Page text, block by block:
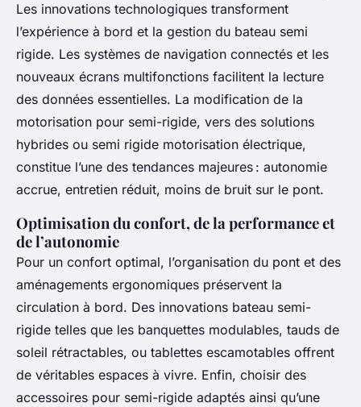
Les innovations technologiques transforment
l’expérience à bord et la gestion du bateau semi
rigide. Les systèmes de navigation connectés et les
nouveaux écrans multifonctions facilitent la lecture
des données essentielles. La modification de la
motorisation pour semi-rigide, vers des solutions
hybrides ou semi rigide motorisation électrique,
constitue l’une des tendances majeures : autonomie
accrue, entretien réduit, moins de bruit sur le pont.
Optimisation du confort, de la performance et
de l’autonomie
Pour un confort optimal, l’organisation du pont et des
aménagements ergonomiques préservent la
circulation à bord. Des innovations bateau semi-
rigide telles que les banquettes modulables, tauds de
soleil rétractables, ou tablettes escamotables offrent
de véritables espaces à vivre. Enfin, choisir des
accessoires pour semi-rigide adaptés ainsi qu’une